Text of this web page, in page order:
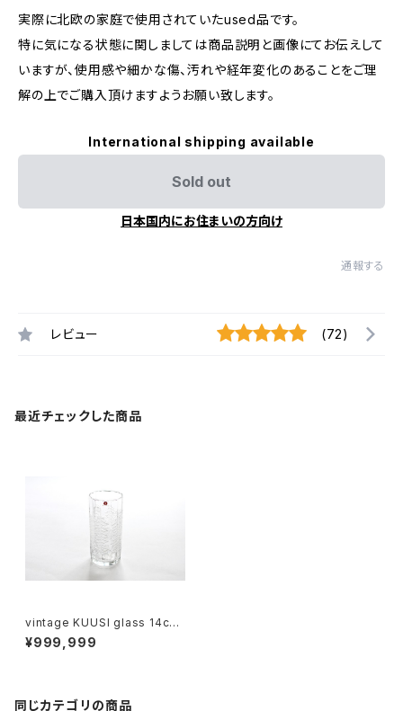
実際に北欧の家庭で使用されていたused品です。
特に気になる状態に関しましては商品説明と画像にてお伝えして
いますが、使用感や細かな傷、汚れや経年変化のあることをご理
解の上でご購入頂けますようお願い致します。
International shipping available
Sold out
日本国内にお住まいの方向け
通報する
レビュー (72)
最近チェックした商品
vintage KUUSI glass 14cm
/ ヴィンテージ クーシ グラス 14
cm
¥999,999
同じカテゴリの商品